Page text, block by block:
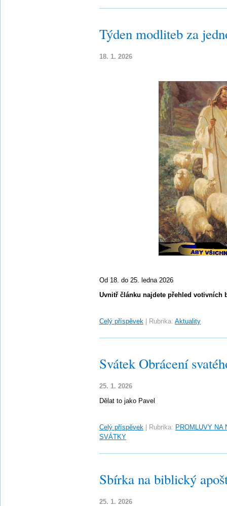
Týden modliteb za
18. 1. 2026
Od 18. do 25. ledna 2026
Uvnitř článku najdete přehled votivních
Celý příspěvek Rubrika: Aktuality
Svátek Obrácení
25. 1. 2026
Dělat to jako Pavel
Celý příspěvek Rubrika: PROMLUVY NA
SVÁTKY
Sbírka na biblický
25. 1. 2026